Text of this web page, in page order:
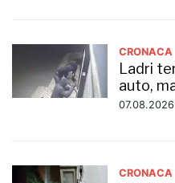
CRONACA
Ladri
auto,
CRONACA